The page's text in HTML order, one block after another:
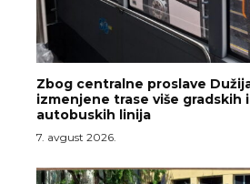
Zbog centralne proslave
izmenjene trase više gradskih
autobuskih linija
7. avgust 2026.